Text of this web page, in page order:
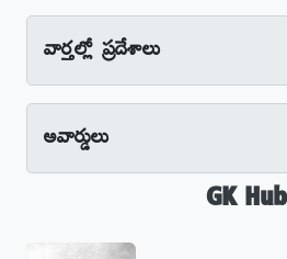
వార్తల్లో ప్రదేశాలు
అవార్డులు
GK Hub